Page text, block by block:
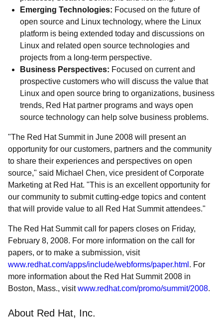
Emerging Technologies: Focused on the future of
open source and Linux technology, where the Linux
platform is being extended today and discussions on
Linux and related open source technologies and
projects from a long-term perspective.
Business Perspectives: Focused on current and
prospective customers who will discuss the value that
Linux and open source bring to organizations, business
trends, Red Hat partner programs and ways open
source technology can help solve business problems.
"The Red Hat Summit in June 2008 will present an
opportunity for our customers, partners and the community
to share their experiences and perspectives on open
source," said Michael Chen, vice president of Corporate
Marketing at Red Hat. "This is an excellent opportunity for
our community to submit cutting-edge topics and content
that will provide value to all Red Hat Summit attendees."
The Red Hat Summit call for papers closes on Friday,
February 8, 2008. For more information on the call for
papers, or to make a submission, visit
www.redhat.com/apps/include/webforms/paper.html . For
more information about the Red Hat Summit 2008 in
Boston, Mass., visitwww.redhat.com/promo/summit/2008.
About Red Hat, Inc.